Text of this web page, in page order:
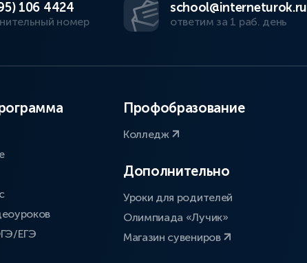
106 4424
номер
school@interneturok.ru
ответим за 1 раб. день
ЕГЭ
Профобразование
Колледж
Дополнительно
Уроки для родителей
Олимпиада «Лучик»
Магазин сувениров